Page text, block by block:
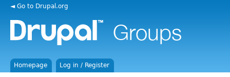
◄ Go to Drupal.org
Homepage Log in / Register